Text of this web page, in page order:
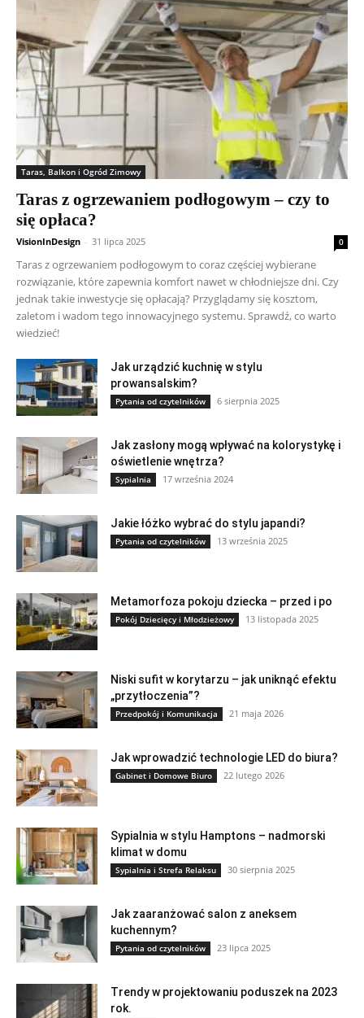
Taras, Balkon i Ogród Zimowy
Taras z ogrzewaniem podłogowym – czy to
się opłaca?
VisionInDesign - 31 lipca 2025 0
Taras z ogrzewaniem podłogowym to coraz częściej wybierane
rozwiązanie, które zapewnia komfort nawet w chłodniejsze dni. Czy
jednak takie inwestycje się opłacają? Przyglądamy się kosztom,
zaletom i wadom tego innowacyjnego systemu. Sprawdź, co warto
wiedzieć!
Jak urządzić kuchnię w stylu
prowansalskim?
Pytania od czytelników 6 sierpnia 2025
Jak zasłony mogą wpływać na kolorystykę i
oświetlenie wnętrza?
Sypialnia 17 września 2024
Jakie łóżko wybrać do stylu japandi?
Pytania od czytelników 13 września 2025
Metamorfoza pokoju dziecka – przed i po
Pokój Dziecięcy i Młodzieżowy 13 listopada 2025
Niski sufit w korytarzu – jak uniknąć efektu
„przytłoczenia”?
Przedpokój i Komunikacja 21 maja 2026
Jak wprowadzić technologie LED do biura?
Gabinet i Domowe Biuro 22 lutego 2026
Sypialnia w stylu Hamptons – nadmorski
klimat w domu
Sypialnia i Strefa Relaksu 30 sierpnia 2025
Jak zaaranżować salon z aneksem
kuchennym?
Pytania od czytelników 23 lipca 2025
Trendy w projektowaniu poduszek na 2023
rok.